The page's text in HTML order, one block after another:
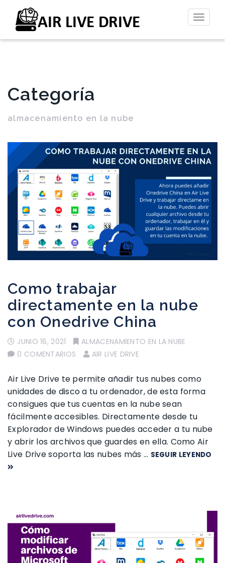
Categoría
almacenamiento en la nube
Como trabajar
directamente en la nube
con Onedrive China
JUNIO 16, 2021
ALMACENAMIENTO EN LA NUBE
0 COMENTARIOS
AIR LIVE DRIVE
Air Live Drive te permite añadir tus nubes como
unidades de disco a tu ordenador, de esta forma
consigues que tus cuentas en la nube sean
fácilmente accesibles. Directamente desde tu
Explorador de Windows puedes acceder a tu nube
y abrir los archivos que guardes en ella. Como Air
Live Drive soporta las nubes más … SEGUIR LEYENDO